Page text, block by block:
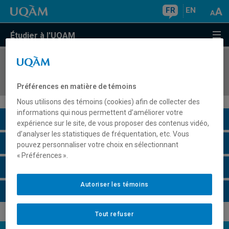
FR EN
Étudier à l'UQAM
COURS//
Description du cours
Horaire - Été 2026
Préférences en matière de témoins
Nous utilisons des témoins (cookies) afin de collecter des
informations qui nous permettent d’améliorer votre
expérience sur le site, de vous proposer des contenus vidéo,
d’analyser les statistiques de fréquentation, etc. Vous
pouvez personnaliser votre choix en sélectionnant
« Préférences ».
Tout refuser
Autoriser les témoins